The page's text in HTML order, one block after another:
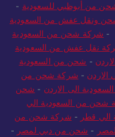
من أبوظبي للسعودية -
ونقل عفش من السعودية
- شركة شحن من السعودية
نقل عفش من السعودية
- شحن من السعودية
- شركة شحن من
الى الاردن - شحن
شحن من السعودية الي
قطر - شركة شحن من
- شحن من دبي لمصر -